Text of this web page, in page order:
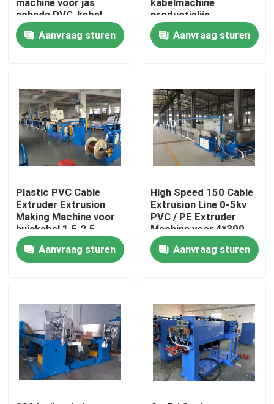
Thuis
Producten
Video's
Over ons
Fabriekstocht
Kwaliteitscontrole
Vraag een offerte
Cable Extruder Machine
machine voor jas
schede PVC-kabel
Aanvraag sturen
kabelmachine
productielijn
Aanvraag sturen
Plastic PVC Cable
Extruder Extrusion
Making Machine voor
huiskabel 1.5 2.5
Aanvraag sturen
High Speed 150 Cable
Extrusion Line 0-5kv
PVC / PE Extruder
Machine voor 4*300
Aanvraag sturen